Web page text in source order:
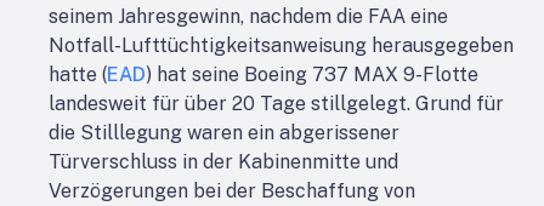
seinem Jahresgewinn, nachdem die FAA eine
Notfall-Lufttüchtigkeitsanweisung herausgegeben
hatte (EAD) hat seine Boeing 737 MAX 9-Flotte
landesweit für über 20 Tage stillgelegt. Grund für
die Stilllegung waren ein abgerissener
Türverschluss in der Kabinenmitte und
Verzögerungen bei der Beschaffung von